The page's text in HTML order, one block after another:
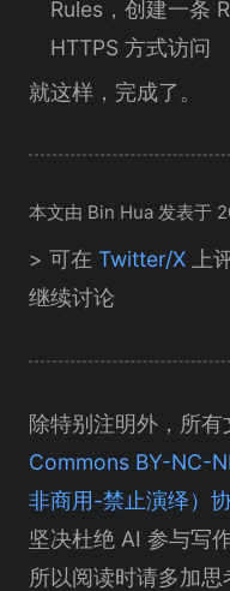
Rules，创建一条
HTTPS 方式访问
就这样，完成了。
本文由 Bin Hua 发表于
> 可在 Twitter/X 上
继续讨论
除特别注明外，所有
Commons BY-NC-
非商用-禁止演绎）
坚决杜绝 AI 参与写
所以阅读时请多加思